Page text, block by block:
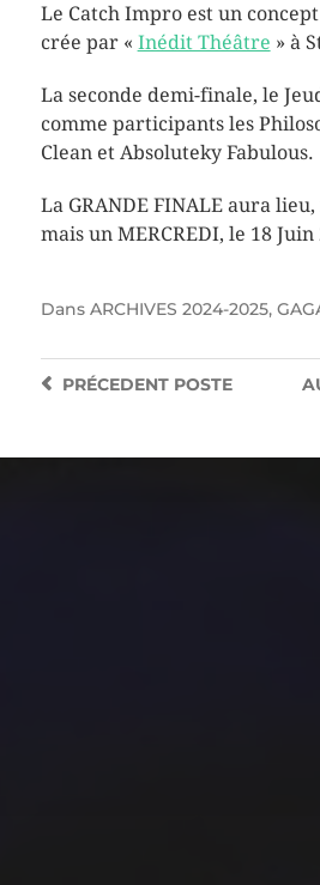
Le Catch Impro est un
crée par « Inédit Théâtre » à
La seconde demi-finale, le
comme participants les
Clean et Absoluteky Fabulous.
La GRANDE FINALE aura
mais un MERCREDI, le 18 Juin
Dans ARCHIVES 2024-2025,
PRÉCEDENTPOSTE